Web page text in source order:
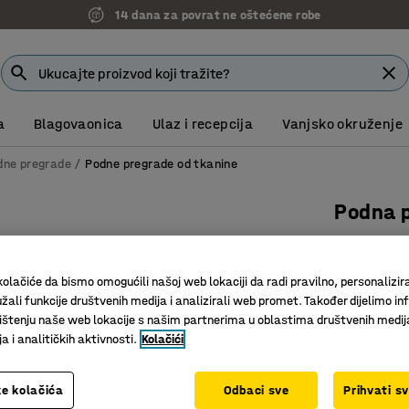
14 dana za povrat ne oštećene robe
Blagovaonica Ulaz i recepcija Vanjsko okruženje
pregrade Podne pregrade od tkanine
Podna
Komplet
Visina (mm)
da bismo omogućili našoj web lokaciji da radi pravilno,
funkcije društvenih medija i analizirali web promet. Također dijelimo
naše web lokacije s našim partnerima u oblastima društvenih
i analitičkih aktivnosti. Kolačići
kolačića Odbaci sve Prihvati